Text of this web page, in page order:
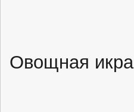
Овощная икра